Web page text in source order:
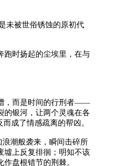
未被世俗锈蚀的原初代
跑时扬起的尘埃里，在与
，而是时间的行刑者——
的银河，让两个灵魂在各
成了情感疏离的帮凶。
潮般袭来，瞬间击碎所
墟上反复徘徊；明知不该
盘根错节的荆棘。